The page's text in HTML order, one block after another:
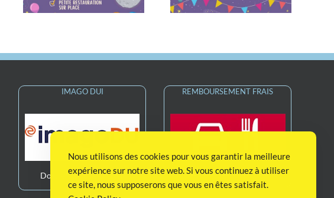
IMAGO DUI
Dossier Unique Usager
REMBOURSEMENT FRAIS
Remboursement Frais
Nous utilisons des cookies pour vous garantir la meilleure
expérience sur notre site web. Si vous continuez à utiliser
ce site, nous supposerons que vous en êtes satisfait.